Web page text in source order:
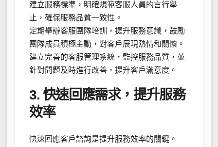
建立服務標準，明確規範客服人員的言行舉
止，確保服務品質一致性。
定期舉辦客服團隊培訓，提升服務意識，鼓勵
團隊成員積極主動，對客戶展現熱情和關懷。
建立完善的客服管理系統，監控服務品質，並
針對問題及時進行改善，提升客戶滿意度。
3. 快速回應需求，提升服務
效率
快速回應客戶諮詢是提升服務效率的關鍵。